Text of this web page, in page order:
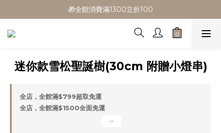
🎁全館消費滿1300立折100
🎁全館消費滿1300立折100
🎉新會員首購/超取免運
🎁全館消費滿1300立折100
迷你款雪松聖誕樹(30cm 附贈小燈串)
全店，全館滿$799超取免運
全店，全館滿$1500全面免運